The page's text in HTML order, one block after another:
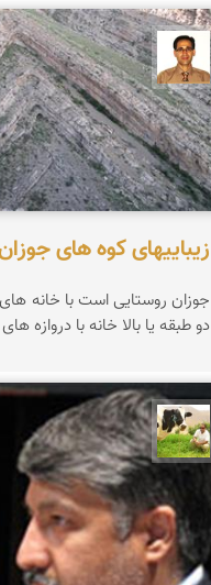
ع بهنام راد
زیباییهای کوه های
جوزان روستایی است با خانه
دو طبقه یا بالا خانه با دروازه
تقی قاسمی